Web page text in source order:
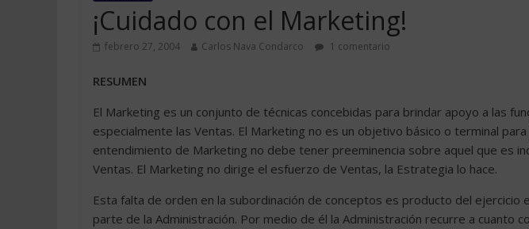
¡Cuidado con el Marketing!
febrero 27, 2004 Carlos Nava Condarco 1 comentario
RESUMEN
El Marketing es un conjunto de técnicas concebidas para brindar apoyo a las
especialmente las Ventas. El Marketing no es un objetivo básico o terminal
entendimiento de Marketing no debe tener preeminencia sobre aquel que es
Ventas. El Marketing no dirige el esfuerzo de Ventas, la Estrategia lo hace.
Esta falta de orden en la subordinación de conceptos es producto del ejercicio
parte de la Administración. Por medio de él la Administración recurre a cuanto